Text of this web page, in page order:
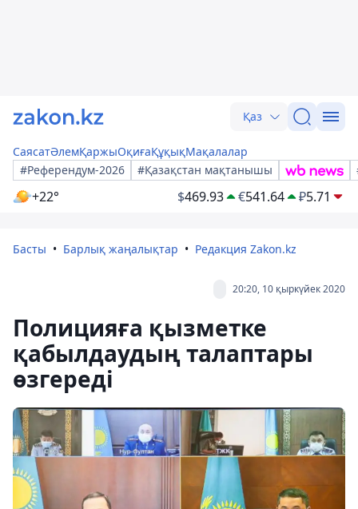
Қаз
СаясатӘлемҚаржыОқиғаҚұқықМақалалар
#Референдум-2026
#Қазақстан мақтанышы
+22° $469.93 €541.64 ₽5.71
Басты Барлық жаңалықтар Редакция Zakon.kz
20:20, 10 қыркүйек 2020
Полицияға қызметке
қабылдаудың талаптары
өзгереді